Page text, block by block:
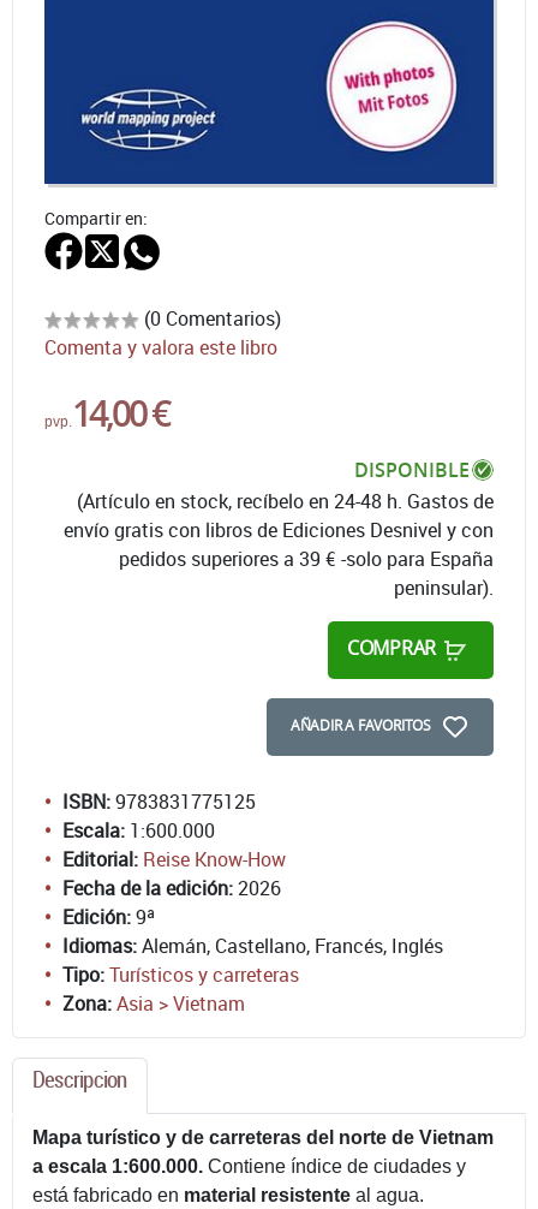
Compartir en:
(0 Comentarios)
Comenta y valora este libro
pvp.14,00 €
DISPONIBLE
(Artículo en stock, recíbelo en 24-48 h. Gastos de
envío gratis con libros de Ediciones Desnivel y con
pedidos superiores a 39 € -solo para España
peninsular).
COMPRAR
AÑADIR A FAVORITOS
ISBN:9783831775125
Escala: 1:600.000
Editorial: Reise Know-How
Fecha de la edición:2026
Edición:9ª
Idiomas:Alemán, Castellano, Francés, Inglés
Tipo:Turísticos y carreteras
Zona:Asia > Vietnam
Descripcion
Mapa turístico y de carreteras del norte de Vietnam
a escala 1:600.000. Contiene índice de ciudades y
está fabricado en material resistente al agua.